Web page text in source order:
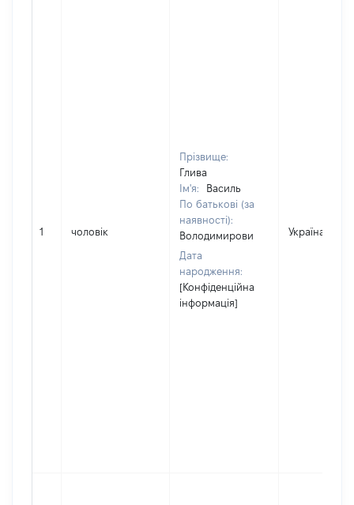
1 чоловік
Прізвище:
Глива
Ім'я:
Василь
По батькові (за
наявності):
Володимирови
Дата
народження:
[Конфіденційна
інформація]
Україна